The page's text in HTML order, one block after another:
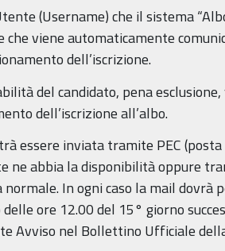
(Username) che il sistema
viene automaticamente
dell’iscrizione.
del candidato, pena
dell’iscrizione all’albo.
essere inviata tramite PEC
ne abbia la disponibilità oppure
In ogni caso la mail dovrà
ore 12.00 del 15° giorno
Avviso nel Bollettino Ufficiale